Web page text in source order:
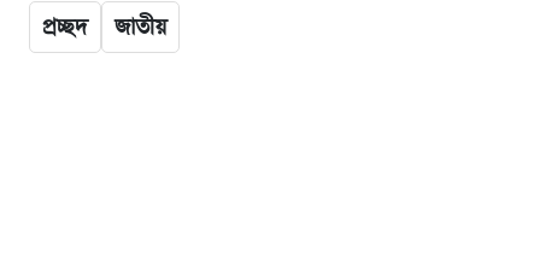
প্রচ্ছদ জাতীয়